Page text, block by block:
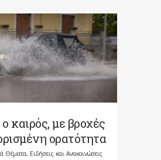
καιρός, με βροχές
ορατότητα
Θέματα, Ειδήσεις και Ανακοινώσεις